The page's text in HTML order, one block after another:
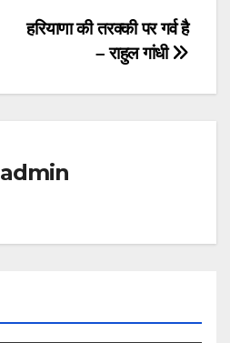
हरियाणा की तरक्की पर गर्व है
– राहुल गांधी
admin